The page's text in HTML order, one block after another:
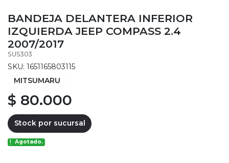
BANDEJA DELANTERA INFERIOR
IZQUIERDA JEEP COMPASS 2.4
2007/2017
SUS303
SKU: 1651165803115
MITSUMARU
$ 80.000
Stock por sucursal
Agotado.